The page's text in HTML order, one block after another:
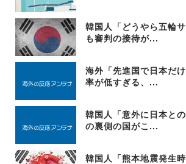
韓国人「どうやら五輪
も審判の接待が...
海外「先進国で日本だ
率が低すぎる、...
韓国人「意外に日本と
の裏側の国がこ...
韓国人「熊本地震発生